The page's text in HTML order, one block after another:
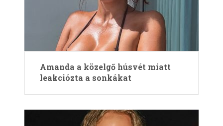
Amanda a közelgő húsvét miatt
leakciózta a sonkákat